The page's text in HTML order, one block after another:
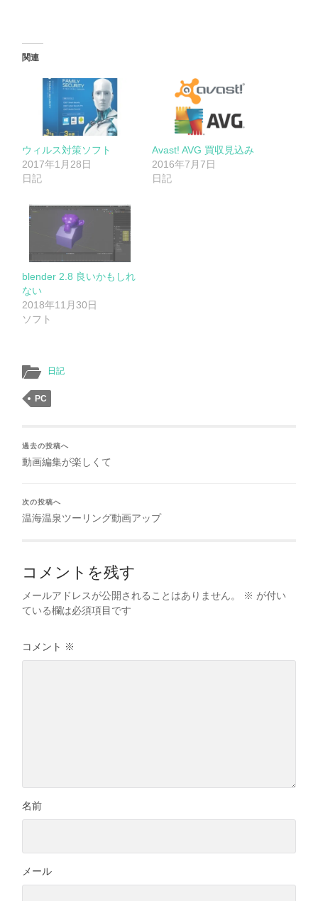
関連
ウィルス対策ソフト
2017年1月28日
日記
Avast! AVG 買収見込み
2016年7月7日
日記
blender 2.8 良いかもしれ
ない
2018年11月30日
ソフト
日記
PC
過去の投稿へ
動画編集が楽しくて
次の投稿へ
温海温泉ツーリング動画アップ
コメントを残す
メールアドレスが公開されることはありません。 ※ が付い
ている欄は必須項目です
コメント ※
名前
メール